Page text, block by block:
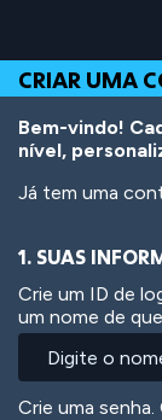
Top
of
Page
Navigation
Main
Content
Footer
o
conteúdo
principal
CRIAR UMA
Bem-vindo!
nível,
Já tem uma
1. SUAS
Crie um ID de
um nome de
Crie uma